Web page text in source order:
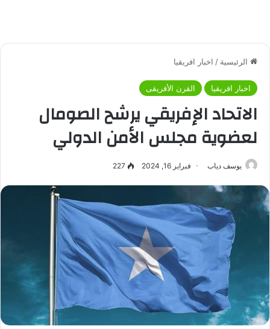
الرئيسية / اخبار افريقيا
اخبار افريقيا القرن الأفريقى
الاتحاد الإفريقي يرشح الصومال
لعضوية مجلس الأمن الدولي
يوسف دياب فبراير 16, 2024 227